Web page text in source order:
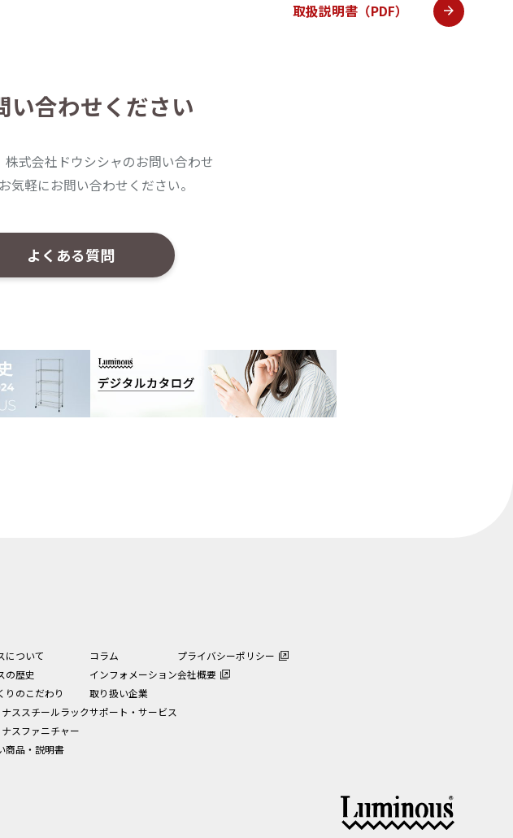
取扱説明書（PDF）
い合わせください
式会社ドウシシャのお問い合わせ
気軽にお問い合わせください。
よくある質問
について
の歴史
りのこだわり
ススチールラック
スファニチャー
商品・説明書
コラム
インフォメーション
取り扱い企業
サポート・サービス
プライバシーポリシー
会社概要